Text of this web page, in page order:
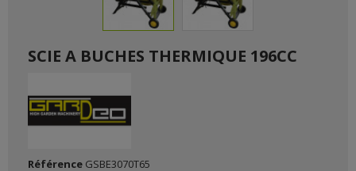
SCIE A BUCHES THERMIQUE 196CC
Référence GSBE3070T65